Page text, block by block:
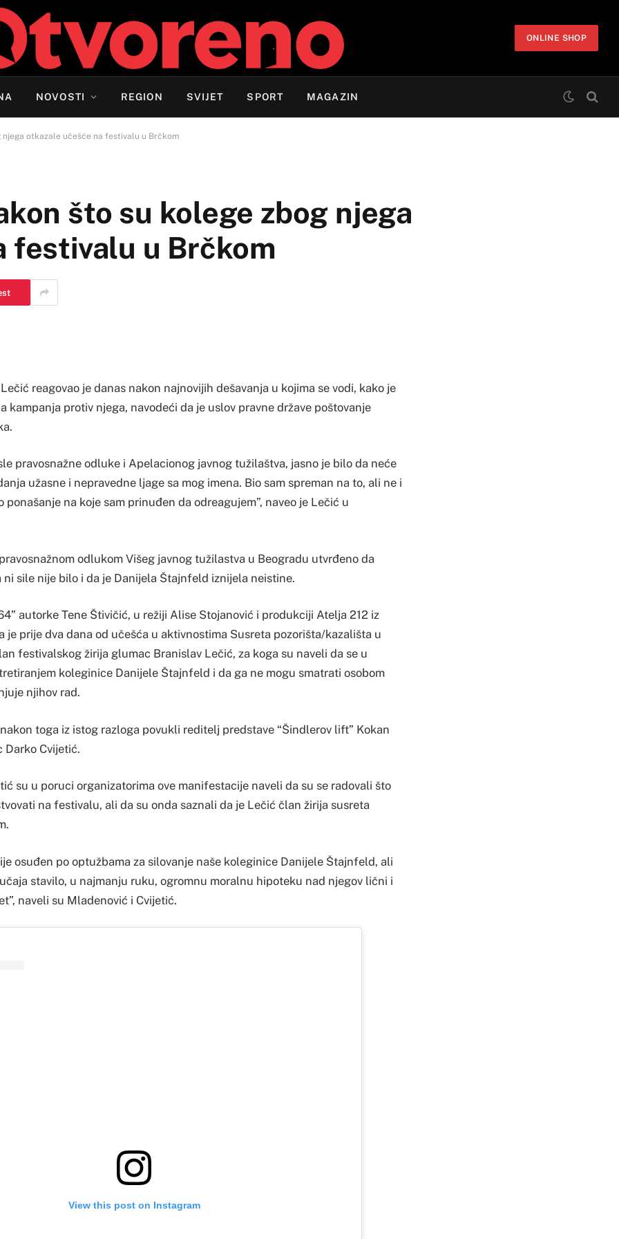
ONLINE SHOP
NOVOSTI REGION SVIJET SPORT MAGAZIN
otkazale učešće na festivalu u Brčkom
što su kolege zbog njega
festivalu u Brčkom
reagovao je danas nakon najnovijih dešavanja u kojima se vodi, kako je
kampanja protiv njega, navodeći da je uslov pravne države poštovanje
pravosnažne odluke i Apelacionog javnog tužilaštva, jasno je bilo da neće
užasne i nepravedne ljage sa mog imena. Bio sam spreman na to, ali ne i
ponašanje na koje sam prinuđen da odreagujem”, naveo je Lečić u
odlukom Višeg javnog tužilastva u Beogradu utvrđeno da
ni sile nije bilo i da je Danijela Štajnfeld iznijela neistine.
autorke Tene Štivičić, u režiji Alise Stojanović i produkciji Atelja 212 iz
je prije dva dana od učešća u aktivnostima Susreta pozorišta/kazališta u
festivalskog žirija glumac Branislav Lečić, za koga su naveli da se u
koleginice Danijele Štajnfeld i da ga ne mogu smatrati osobom
njihov rad.
toga iz istog razloga povukli reditelj predstave “Šindlerov lift” Kokan
Darko Cvijetić.
su u poruci organizatorima ove manifestacije naveli da su se radovali što
na festivalu, ali da su onda saznali da je Lečić član žirija susreta
osuđen po optužbama za silovanje naše koleginice Danijele Štajnfeld, ali
stavilo, u najmanju ruku, ogromnu moralnu hipoteku nad njegov lični i
naveli su Mladenović i Cvijetić.
View this post on Instagram